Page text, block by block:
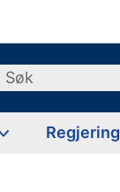
Søk
Regjering